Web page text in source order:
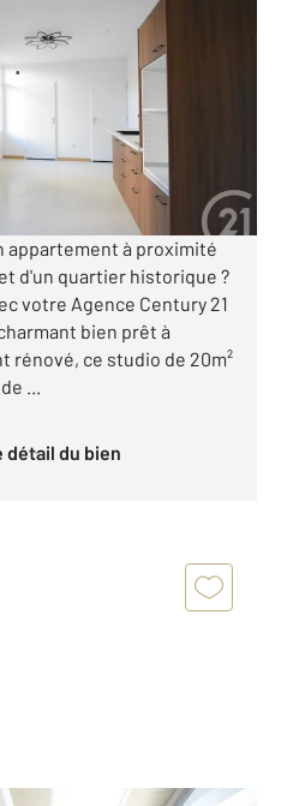
à vendre
€
appartement à proximité
d'un quartier historique ?
votre Agence Century 21
bien prêt à
rénové, ce studio de 20m²
...
détail du bien